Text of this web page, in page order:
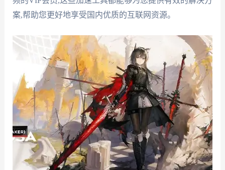
案,帮助您更好地享受国内优质的互联网资源。